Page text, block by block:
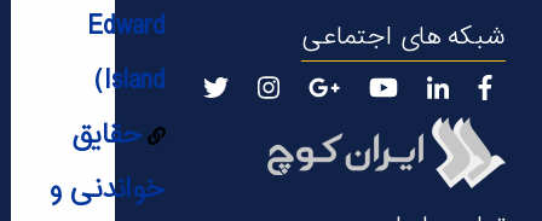
Edward
Island)
حقایق
خواندنی و
شبکه های اجتماعی